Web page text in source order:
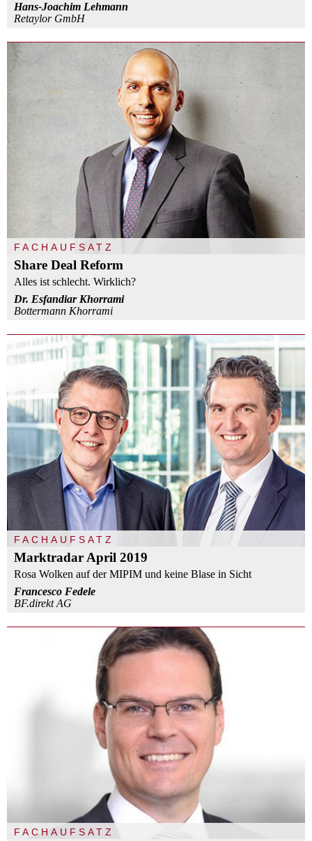
Hans-Joachim Lehmann
Retaylor GmbH
FACHAUFSATZ
Share Deal Reform
Alles ist schlecht. Wirklich?
Dr. Esfandiar Khorrami
Bottermann Khorrami
FACHAUFSATZ
Marktradar April 2019
Rosa Wolken auf der MIPIM und keine Blase in Sicht
Francesco Fedele
BF.direkt AG
FACHAUFSATZ